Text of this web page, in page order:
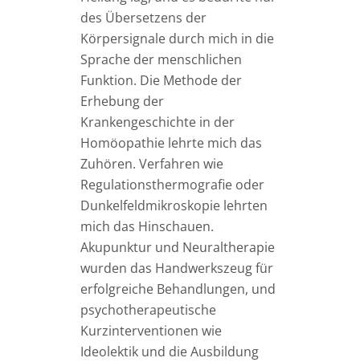
des Übersetzens der
Körpersignale durch mich in die
Sprache der menschlichen
Funktion. Die Methode der
Erhebung der
Krankengeschichte in der
Homöopathie lehrte mich das
Zuhören. Verfahren wie
Regulationsthermografie oder
Dunkelfeldmikroskopie lehrten
mich das Hinschauen.
Akupunktur und Neuraltherapie
wurden das Handwerkszeug für
erfolgreiche Behandlungen, und
psychotherapeutische
Kurzinterventionen wie
Ideolektik und die Ausbildung